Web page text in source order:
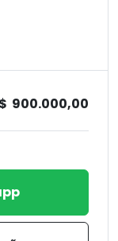
900.000,00